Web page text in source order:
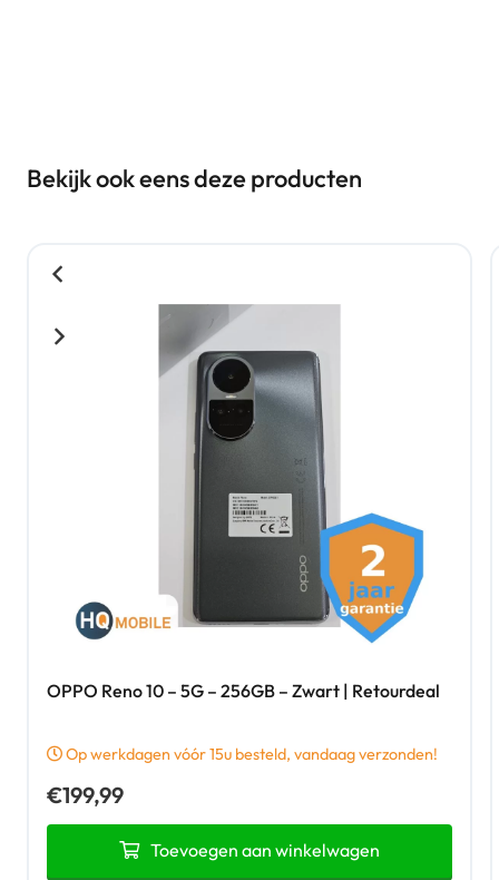
Bekijk ook eens deze producten
OPPO Reno 10 – 5G – 256GB – Zwart | Retourdeal
Op werkdagen vóór 15u besteld, vandaag verzonden!
€199,99
Toevoegen aan winkelwagen